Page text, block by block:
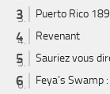
Puerto Rico
Revenant
Sauriez vous
Feya’s